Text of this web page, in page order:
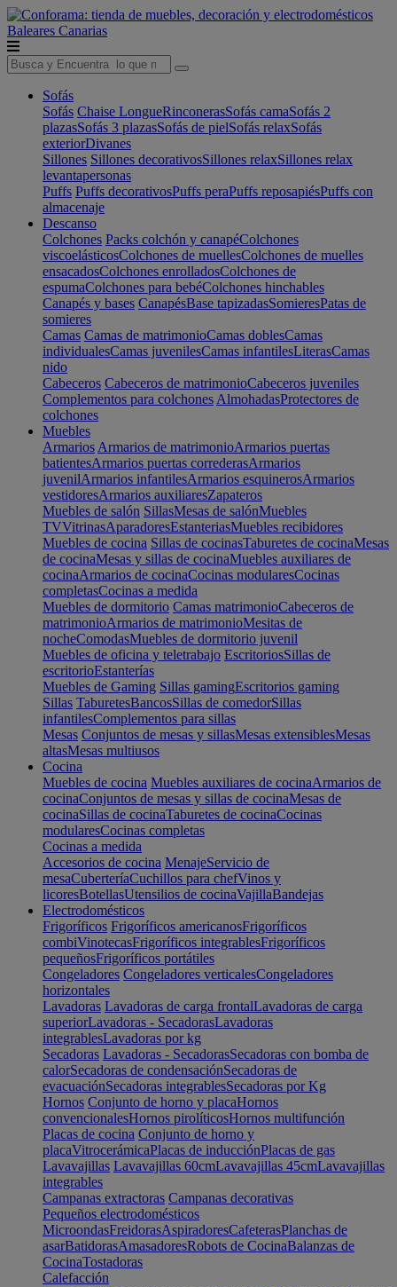
Baleares Canarias
Sofás
Sofás Chaise LongueRinconerasSofás camaSofás 2
plazasSofás 3 plazasSofás de pielSofás relaxSofás
exteriorDivanes
Sillones Sillones decorativosSillones relaxSillones relax
levantapersonas
Puffs Puffs decorativosPuffs peraPuffs reposapiésPuffs con
almacenaje
Descanso
Colchones Packs colchón y canapéColchones
viscoelásticosColchones de muellesColchones de muelles
ensacadosColchones enrolladosColchones de
espumaColchones para bebéColchones hinchables
Canapés y bases CanapésBase tapizadasSomieresPatas de
somieres
Camas Camas de matrimonioCamas doblesCamas
individualesCamas juvenilesCamas infantilesLiterasCamas
nido
Cabeceros Cabeceros de matrimonioCabeceros juveniles
Complementos para colchones AlmohadasProtectores de
colchones
Muebles
Armarios Armarios de matrimonioArmarios puertas
batientesArmarios puertas correderasArmarios
juvenilArmarios infantilesArmarios esquinerosArmarios
vestidoresArmarios auxiliaresZapateros
Muebles de salón SillasMesas de salónMuebles
TVVitrinasAparadoresEstanteriasMuebles recibidores
Muebles de cocina Sillas de cocinasTaburetes de cocinaMesas
de cocinaMesas y sillas de cocinaMuebles auxiliares de
cocinaArmarios de cocinaCocinas modularesCocinas
completasCocinas a medida
Muebles de dormitorio Camas matrimonioCabeceros de
matrimonioArmarios de matrimonioMesitas de
nocheComodasMuebles de dormitorio juvenil
Muebles de oficina y teletrabajo EscritoriosSillas de
escritorioEstanterías
Muebles de Gaming Sillas gamingEscritorios gaming
Sillas TaburetesBancosSillas de comedorSillas
infantilesComplementos para sillas
Mesas Conjuntos de mesas y sillasMesas extensiblesMesas
altasMesas multiusos
Cocina
Muebles de cocina Muebles auxiliares de cocinaArmarios de
cocinaConjuntos de mesas y sillas de cocinaMesas de
cocinaSillas de cocinaTaburetes de cocinaCocinas
modularesCocinas completas
Cocinas a medida
Accesorios de cocina MenajeServicio de
mesaCuberteríaCuchillos para chefVinos y
licoresBotellasUtensilios de cocinaVajillaBandejas
Electrodomésticos
Frigoríficos Frigoríficos americanosFrigoríficos
combiVinotecasFrigoríficos integrablesFrigoríficos
pequeñosFrigoríficos portátiles
Congeladores Congeladores verticalesCongeladores
horizontales
Lavadoras Lavadoras de carga frontalLavadoras de carga
superiorLavadoras - SecadorasLavadoras
integrablesLavadoras por kg
Secadoras Lavadoras - SecadorasSecadoras con bomba de
calorSecadoras de condensaciónSecadoras de
evacuaciónSecadoras integrablesSecadoras por Kg
Hornos Conjunto de horno y placaHornos
convencionalesHornos pirolíticosHornos multifunción
Placas de cocina Conjunto de horno y
placaVitrocerámicaPlacas de inducciónPlacas de gas
Lavavajillas Lavavajillas 60cmLavavajillas 45cmLavavajillas
integrables
Campanas extractoras Campanas decorativas
Pequeños electrodomésticos
MicroondasFreidorasAspiradoresCafeterasPlanchas de
asarBatidorasAmasadoresRobots de CocinaBalanzas de
CocinaTostadoras
Calefacción